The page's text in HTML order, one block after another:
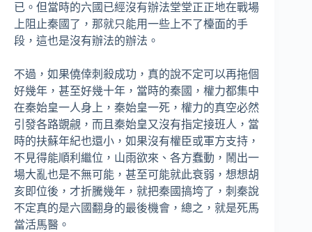
已。但當時的六國已經沒有辦法堂堂正正地在戰場
上阻止秦國了，那就只能用一些上不了檯面的手
段，這也是沒有辦法的辦法。
不過，如果僥倖刺殺成功，真的說不定可以再拖個
好幾年，甚至好幾十年，當時的秦國，權力都集中
在秦始皇一人身上，秦始皇一死，權力的真空必然
引發各路覬覦，而且秦始皇又沒有指定接班人，當
時的扶蘇年紀也還小，如果沒有權臣或軍方支持，
不見得能順利繼位，山雨欲來、各方蠢動，鬧出一
場大亂也是不無可能，甚至可能就此衰弱，想想胡
亥即位後，才折騰幾年，就把秦國搞垮了，刺秦說
不定真的是六國翻身的最後機會，總之，就是死馬
當活馬醫。